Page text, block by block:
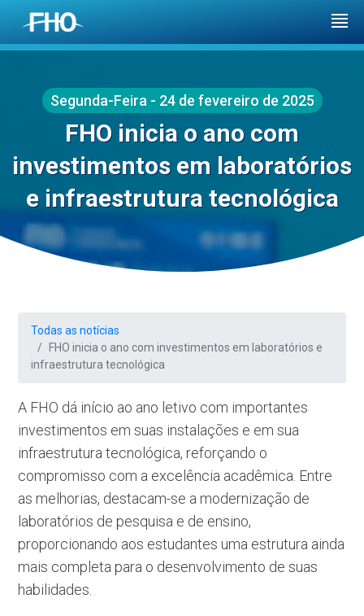
Segunda-Feira - 24 de fevereiro de 2025
FHO inicia o ano com
investimentos em laboratórios
e infraestrutura tecnológica
Todas as notícias
FHO inicia o ano com investimentos em laboratórios e
infraestrutura tecnológica
A FHO dá início ao ano letivo com importantes
investimentos em suas instalações e em sua
infraestrutura tecnológica, reforçando o
compromisso com a excelência acadêmica. Entre
as melhorias, destacam-se a modernização de
laboratórios de pesquisa e de ensino,
proporcionando aos estudantes uma estrutura ainda
mais completa para o desenvolvimento de suas
habilidades.